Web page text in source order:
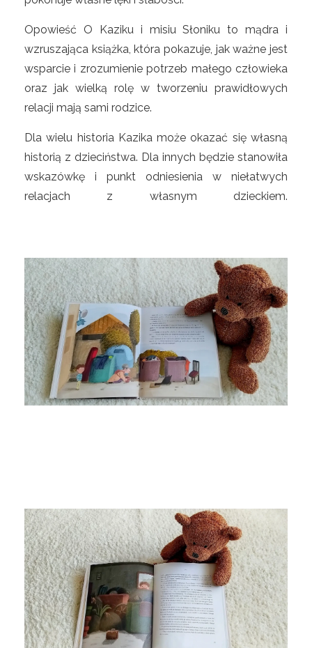
Opowieść O Kaziku i misiu Słoniku to mądra i
wzruszająca książka, która pokazuje, jak ważne jest
wsparcie i zrozumienie potrzeb małego człowieka
oraz jak wielką rolę w tworzeniu prawidłowych
relacji mają sami rodzice.
Dla wielu historia Kazika może okazać się własną
historią z dzieciństwa. Dla innych będzie stanowiła
wskazówkę i punkt odniesienia w niełatwych
relacjach z własnym dzieckiem.